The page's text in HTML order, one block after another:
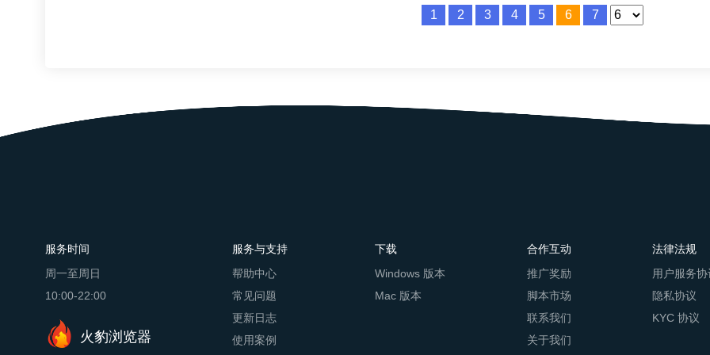
赋予商家众多高级功能与服务，助力
1 2 3 4 5 6 7
服务时间
周一至周日
10:00-22:00
火豹浏览器
服务与支持
帮助中心
常见问题
更新日志
使用案例
下载
Windows 版本
Mac 版本
合作互动
推广奖励
脚本市场
联系我们
关于我们
法律法规
用户服务协
隐私协议
KYC 协议